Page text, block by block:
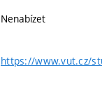
Nenabízet
https://www.vut.cz/